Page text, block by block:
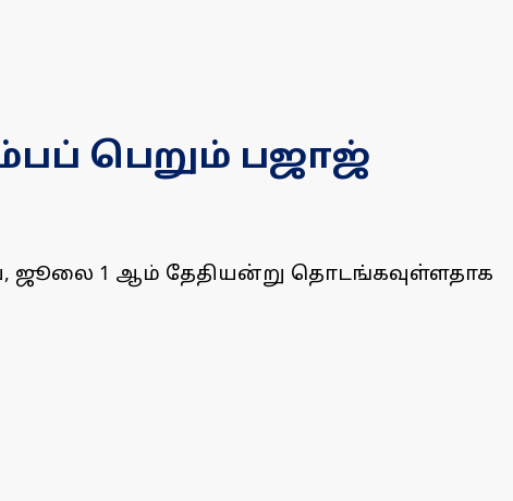
பெறும் பஜாஜ்
ஜூலை 1 ஆம் தேதியன்று தொடங்கவுள்ளதாக